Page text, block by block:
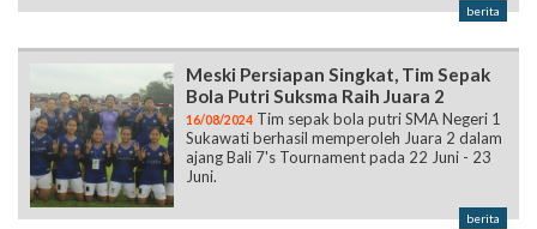
berita
Meski Persiapan Singkat, Tim Sepak
Bola Putri Suksma Raih Juara 2
16/08/2024 Tim sepak bola putri SMA Negeri 1
Sukawati berhasil memperoleh Juara 2 dalam
ajang Bali 7's Tournament pada 22 Juni - 23
Juni.
berita